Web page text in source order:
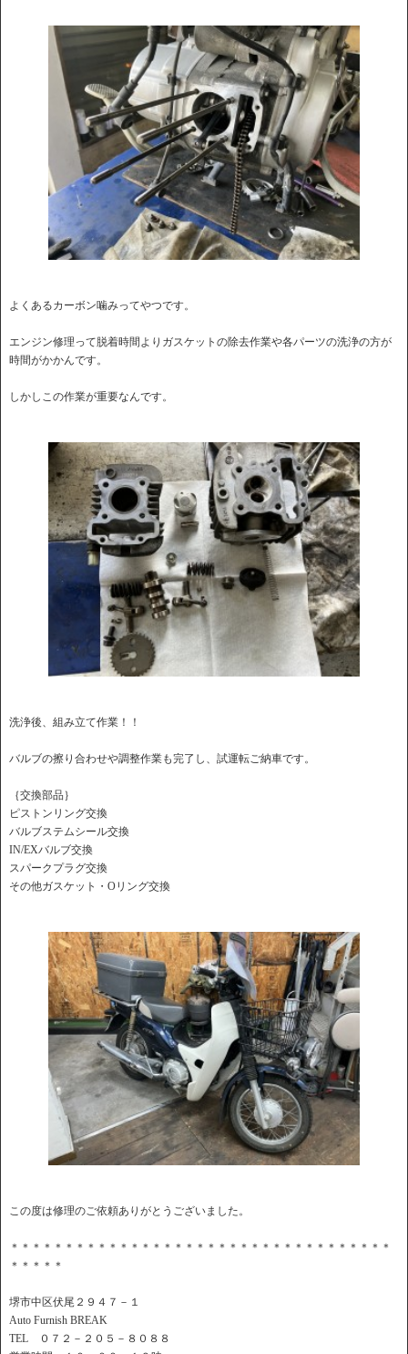
よくあるカーボン噛みってやつです。
エンジン修理って脱着時間よりガスケットの除去作業や各パーツの洗浄の方が
時間がかかんです。
しかしこの作業が重要なんです。
洗浄後、組み立て作業！！
バルブの擦り合わせや調整作業も完了し、試運転ご納車です。
｛交換部品｝
ピストンリング交換
バルブステムシール交換
IN/EXバルブ交換
スパークプラグ交換
その他ガスケット・Oリング交換
この度は修理のご依頼ありがとうございました。
＊＊＊＊＊＊＊＊＊＊＊＊＊＊＊＊＊＊＊＊＊＊＊＊＊＊＊＊＊＊＊＊＊＊＊
＊＊＊＊＊
堺市中区伏尾２９４７－１
Auto Furnish BREAK
TEL ０７２－２０５－８０８８